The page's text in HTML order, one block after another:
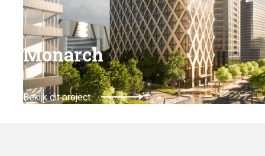
Monarch
Bekijk dit project